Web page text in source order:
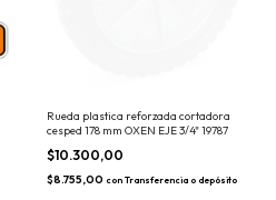
Rueda plastica reforzada cortadora
cesped 178 mm OXEN EJE 3/4" 19787
$10.300,00
$8.755,00 con Transferencia o depósito